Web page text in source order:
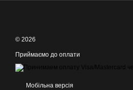
© 2026
Приймаємо до оплати
Мобільна версія